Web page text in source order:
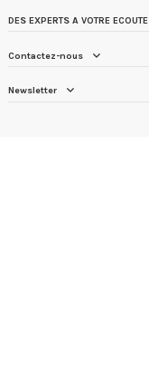
DES EXPERTS A VOTRE ECOUTE
Contactez-nous
Newsletter